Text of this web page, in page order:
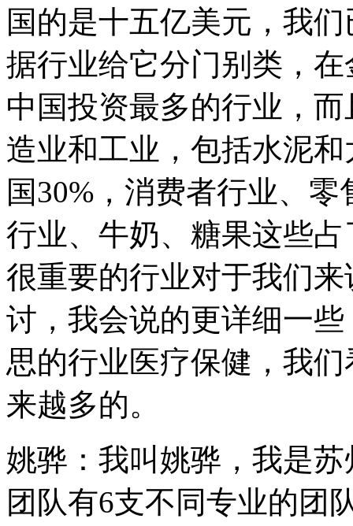
国的是十五亿美元，我
据行业给它分门别类，
中国投资最多的行业，
造业和工业，包括水泥
国30%，消费者行业、
行业、牛奶、糖果这些
很重要的行业对于我们
讨，我会说的更详细一
思的行业医疗保健，我
来越多的。
姚骅：我叫姚骅，我是
团队有6支不同专业的团